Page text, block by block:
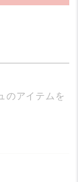
ィ
ンボス加工さ
イン入り
のアイテムを